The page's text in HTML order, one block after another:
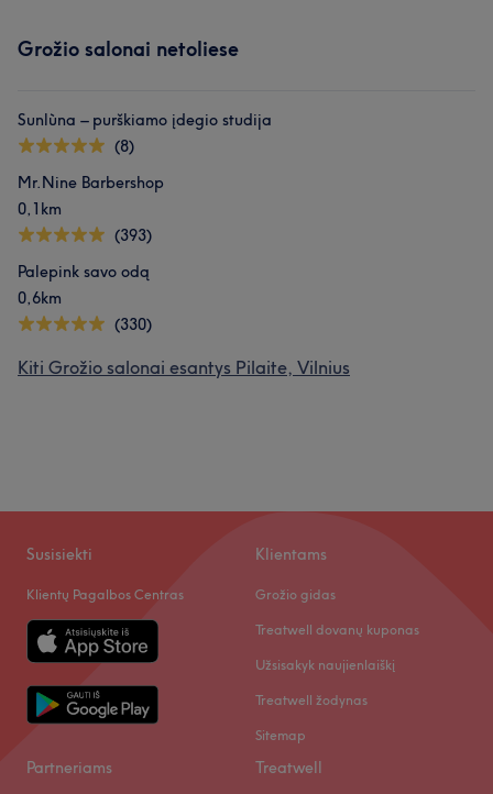
Grožio salonai netoliese
Sunlùna – purškiamo įdegio studija
(8)
Mr.Nine Barbershop
0,1km
(393)
Palepink savo odą
0,6km
(330)
Kiti Grožio salonai esantys Pilaite, Vilnius
Susisiekti
Klientų Pagalbos Centras
Klientams
Grožio gidas
Treatwell dovanų kuponas
Užsisakyk naujienlaiškį
Treatwell žodynas
Sitemap
Partneriams Treatwell